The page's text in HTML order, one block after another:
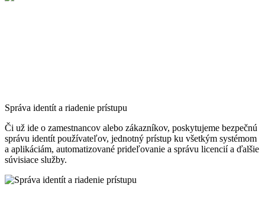
Správa identít a riadenie prístupu
Či už ide o zamestnancov alebo zákazníkov, poskytujeme bezpečnú
správu identít používateľov, jednotný prístup ku všetkým systémom
a aplikáciám, automatizované prideľovanie a správu licencií a ďalšie
súvisiace služby.